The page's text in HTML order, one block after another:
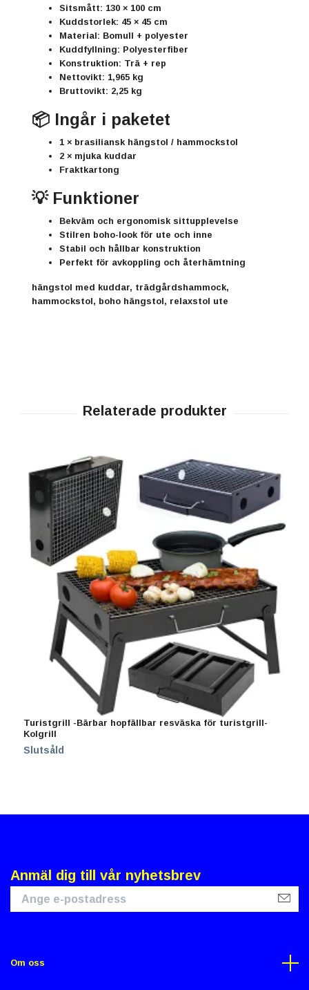
Sitsmått: 130 × 100 cm
Kuddstorlek: 45 × 45 cm
Material: Bomull + polyester
Kuddfyllning: Polyesterfiber
Konstruktion: Trä + rep
Nettovikt: 1,965 kg
Bruttovikt: 2,25 kg
📦 Ingår i paketet
1 × brasiliansk hängstol / hammockstol
2 × mjuka kuddar
Fraktkartong
💡 Funktioner
Bekväm och ergonomisk sittupplevelse
Stilren boho-look för ute och inne
Stabil och hållbar konstruktion
Perfekt för avkoppling och återhämtning
hängstol med kuddar, trädgårdshammock,
hammockstol, boho hängstol, relaxstol ute
Turistgrill -Bärbar hopfällbar resväska för turistgrill-
Kolgrill
Slutsåld
Anmäl dig till vår nyhetsbrev
Om oss